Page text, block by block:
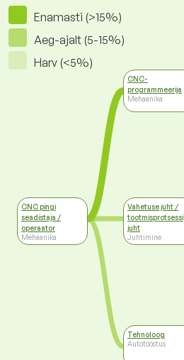
Enamasti (>15%)
Aeg-ajalt (5-15%)
Harv (<5%)
CNC pingi
seadistaja /
operaator
Mehaanika
CNC-
programmeerija
Mehaanika
Vahetuse juht /
tootmisprotsessi
juht
Juhtimine
Tehnoloog
Autotööstus